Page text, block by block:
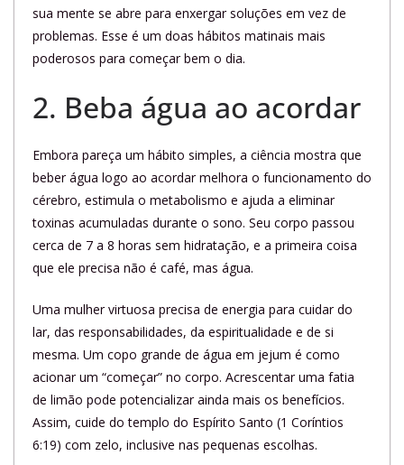
sua mente se abre para enxergar soluções em vez de
problemas. Esse é um doas hábitos matinais mais
poderosos para começar bem o dia.
2. Beba água ao acordar
Embora pareça um hábito simples, a ciência mostra que
beber água logo ao acordar melhora o funcionamento do
cérebro, estimula o metabolismo e ajuda a eliminar
toxinas acumuladas durante o sono. Seu corpo passou
cerca de 7 a 8 horas sem hidratação, e a primeira coisa
que ele precisa não é café, mas água.
Uma mulher virtuosa precisa de energia para cuidar do
lar, das responsabilidades, da espiritualidade e de si
mesma. Um copo grande de água em jejum é como
acionar um “começar” no corpo. Acrescentar uma fatia
de limão pode potencializar ainda mais os benefícios.
Assim, cuide do templo do Espírito Santo (1 Coríntios
6:19) com zelo, inclusive nas pequenas escolhas.